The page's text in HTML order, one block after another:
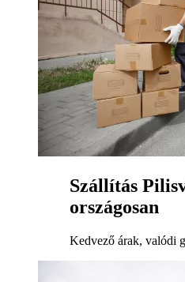
Szállítás
országosan
Kedvező árak, valódi